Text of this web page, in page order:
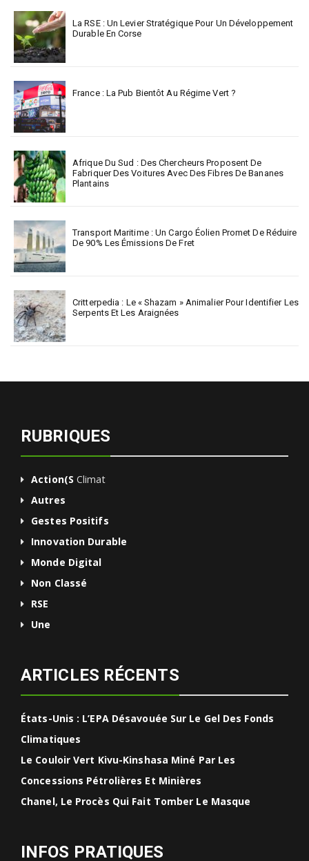
La RSE : Un Levier Stratégique Pour Un Développement
Durable En Corse
France : La Pub Bientôt Au Régime Vert ?
Afrique Du Sud : Des Chercheurs Proposent De
Fabriquer Des Voitures Avec Des Fibres De Bananes
Plantains
Transport Maritime : Un Cargo Éolien Promet De Réduire
De 90% Les Émissions De Fret
Critterpedia : Le « Shazam » Animalier Pour Identifier Les
Serpents Et Les Araignées
RUBRIQUES
Action(s Climat
Autres
Gestes Positifs
Innovation Durable
Monde Digital
Non Classé
RSE
Une
ARTICLES RÉCENTS
États-Unis : L’EPA Désavouée Sur Le Gel Des Fonds
Climatiques
Le Couloir Vert Kivu-Kinshasa Miné Par Les
Concessions Pétrolières Et Minières
Chanel, Le Procès Qui Fait Tomber Le Masque
INFOS PRATIQUES